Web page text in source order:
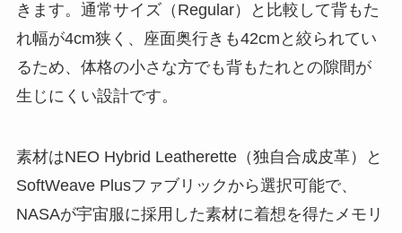
きます。通常サイズ（Regular）と比較して背もた
れ幅が4cm狭く、座面奥行きも42cmと絞られてい
るため、体格の小さな方でも背もたれとの隙間が
生じにくい設計です。
素材はNEO Hybrid Leatherette（独自合成皮革）と
SoftWeave Plusファブリックから選択可能で、
NASAが宇宙服に採用した素材に着想を得たメモリ